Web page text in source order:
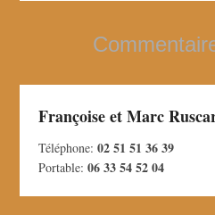
Françoise et Marc
Téléphone:02 51 51 36 39
Portable:06 33 54 52 04